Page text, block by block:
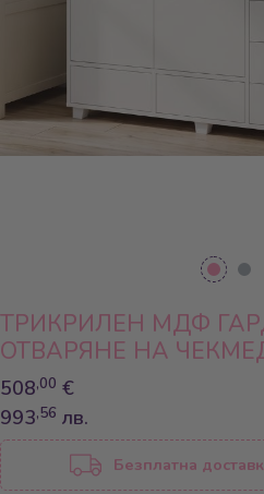
ТРИКРИЛЕН МДФ
ОТВАРЯНЕ НА
508,00 €
993,56 лв.
Безплатна